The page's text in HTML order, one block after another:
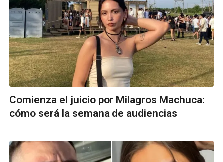
Comienza el juicio por Milagros Machuca:
cómo será la semana de audiencias